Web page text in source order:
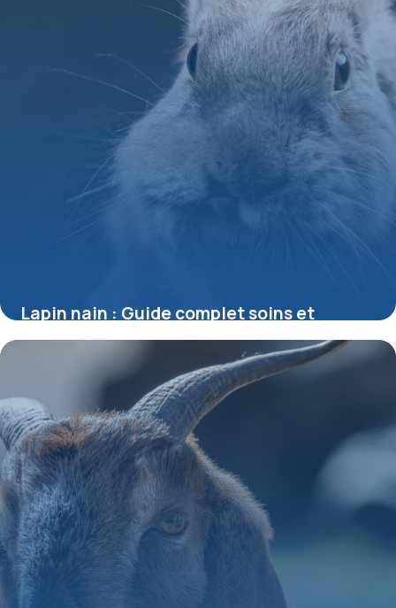
Lapin nain : Guide complet soins et
habitat